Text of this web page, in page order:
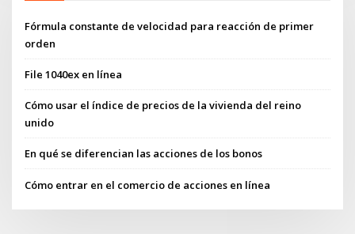
Fórmula constante de velocidad para reacción de primer
orden
File 1040ex en línea
Cómo usar el índice de precios de la vivienda del reino
unido
En qué se diferencian las acciones de los bonos
Cómo entrar en el comercio de acciones en línea